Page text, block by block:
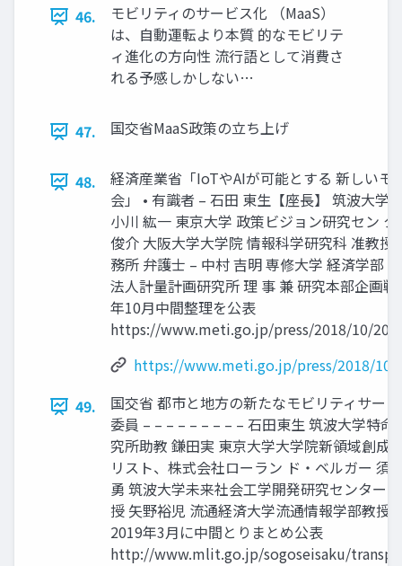
46.
モビリティのサービス化 （MaaS）
は、自動運転より本質 的なモビリテ
ィ進化の方向性 流行語として消費さ
れる予感しかしない…
47. 国交省MaaS政策の立ち上げ
48.
経済産業省「IoTやAIが可能とする 新しいモ
会」 • 有識者 – 石田 東生【座長】 筑波大学
小川 紘一 東京大学 政策ビジョン研究セン
俊介 大阪大学大学院 情報科学研究科 准教
務所 弁護士 – 中村 吉明 専修大学 経済学部
法人計量計画研究所 理 事 兼 研究本部企画
年10月中間整理を公表
https://www.meti.go.jp/press/2018/10/
https://www.meti.go.jp/press/2018/10/
49.
国交省 都市と地方の新たなモビリティサー
委員 – – – – – – – – – 石田東生 筑波大学特
究所助教 鎌田実 東京大学大学院新領域創成
リスト、株式会社ローラン ド・ベルガー 須
勇 筑波大学未来社会工学開発研究センター
授 矢野裕児 流通経済大学流通情報学部教授
2019年3月に中間とりまとめ公表
http://www.mlit.go.jp/sogoseisaku/